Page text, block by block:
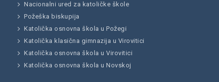
Nacionalni ured za katoličke škole
Požeška biskupija
Katolička osnovna škola u Požegi
Katolička klasična gimnazija u Virovitici
Katolička osnovna škola u Virovitici
Katolička osnovna škola u Novskoj